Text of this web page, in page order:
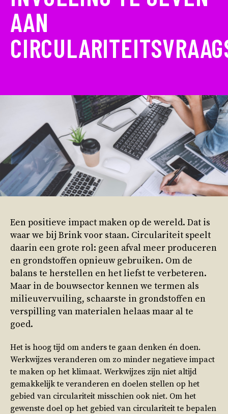
AAN
Een positieve impact maken op de wereld. Dat is
waar we bij Brink voor staan. Circulariteit speelt
daarin een grote rol: geen afval meer produceren
en grondstoffen opnieuw gebruiken. Om de
balans te herstellen en het liefst te verbeteren.
Maar in de bouwsector kennen we termen als
milieuvervuiling, schaarste in grondstoffen en
verspilling van materialen helaas maar al te
goed.
Het is hoog tijd om anders te gaan denken én doen.
Werkwijzes veranderen om zo minder negatieve impact
te maken op het klimaat. Werkwijzes zijn niet altijd
gemakkelijk te veranderen en doelen stellen op het
gebied van circulariteit misschien ook niet. Om het
gewenste doel op het gebied van circulariteit te bepalen